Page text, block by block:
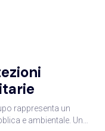
rappresenta un
e ambientale. Una